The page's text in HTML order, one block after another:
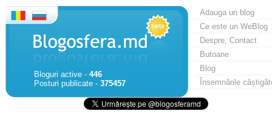
Bloguri active - 446
Posturi publicate - 375457
Adauga un blog
Ce este un WeBlog
Despre, Contact
Butoane
Blog
Însemnările